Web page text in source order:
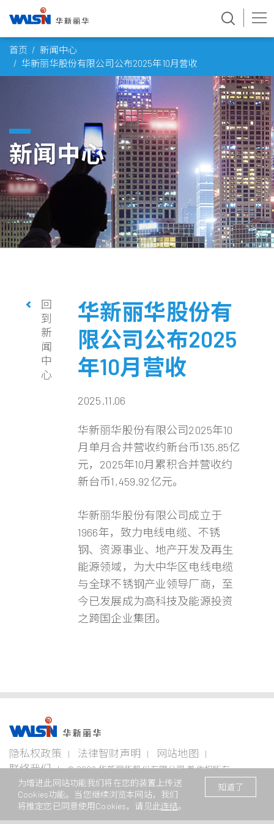
content
首页
新闻中心
华新丽华股份有限公司公布2025年10月营收
新闻中心
回
到
新
闻
中
心
华新丽华股份有
限公司公布2025
年10月营收
2025.11.06
华新丽华股份有限公司2025年10
月单月合并营收约新台币135.85亿
元，2025年10月累积合并营收约
新台币1,459.92亿元。
华新丽华股份有限公司成立于
1966年，致力电线电缆、不锈
钢、资源事业、地产开发及再生
能源领域，为大中华区电线电缆
与全球不锈钢产业领导厂商，至
今已发展成为高科技及能源投资
之跨国企业集团。
事业版图
电缆
事业
业
Steeval®
事业
金
者专
栏
公司治
理
华新
人
华新生
活
华新
丽华
公司介
企业永
续概观
关注领
隐私权政策 法律智财声明
网站地图
联络我们
© 2026 华新丽华股份有限公司 着作权所有
本网站支援Edge、Firefox、Safari及Chrome浏览/ Website registration number : 苏
ICP备11082949号
知道了
为增进此网站功能我们将在您的装置上传送
Cookies功能。当您继续浏览本网站，我们
将推定您已同意使用Cookies，请见此连结。